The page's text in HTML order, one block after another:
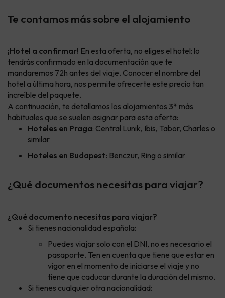
Te contamos más sobre el alojamiento
¡Hotel a confirmar! En esta oferta, no eliges el hotel: lo
tendrás confirmado en la documentación que te
mandaremos 72h antes del viaje. Conocer el nombre del
hotel a última hora, nos permite ofrecerte este precio tan
increíble del paquete.
A continuación, te detallamos los alojamientos 3* más
habituales que se suelen asignar para esta oferta:
Hoteles en Praga: Central Lunik, Ibis, Tabor, Charles o
similar
Hoteles en Budapest: Benczur, Ring o similar
¿Qué documentos necesitas para viajar?
¿Qué documento necesitas para viajar?
Si tienes nacionalidad española:
Puedes viajar solo con el DNI, no es necesario el
pasaporte. Ten en cuenta que tiene que estar en
vigor en el momento de iniciarse el viaje y no
tiene que caducar durante la duración del mismo.
Si tienes cualquier otra nacionalidad: